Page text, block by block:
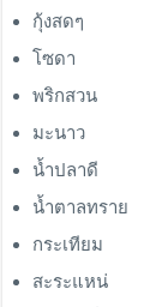
กุ้งสดๆ
โซดา
พริกสวน
มะนาว
น้ำปลาดี
น้ำตาลทราย
กระเทียม
สะระแหน่